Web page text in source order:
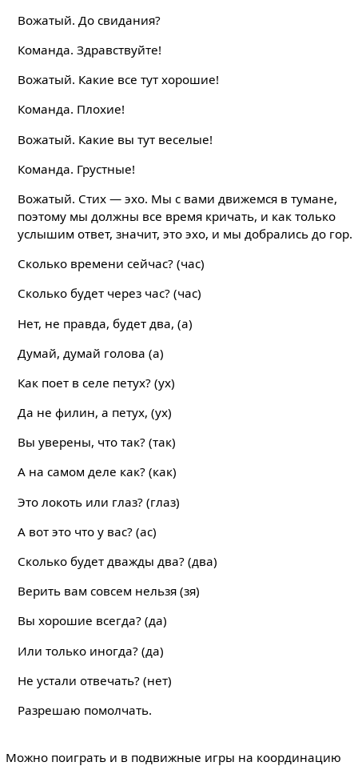
Вожатый. До свидания?
Команда. Здравствуйте!
Вожатый. Какие все тут хорошие!
Команда. Плохие!
Вожатый. Какие вы тут веселые!
Команда. Грустные!
Вожатый. Стих — эхо. Мы с вами движемся в тумане,
поэтому мы должны все время кричать, и как только
услышим ответ, значит, это эхо, и мы добрались до гор.
Сколько времени сейчас? (час)
Сколько будет через час? (час)
Нет, не правда, будет два, (а)
Думай, думай голова (а)
Как поет в селе петух? (ух)
Да не филин, а петух, (ух)
Вы уверены, что так? (так)
А на самом деле как? (как)
Это локоть или глаз? (глаз)
А вот это что у вас? (ас)
Сколько будет дважды два? (два)
Верить вам совсем нельзя (зя)
Вы хорошие всегда? (да)
Или только иногда? (да)
Не устали отвечать? (нет)
Разрешаю помолчать.
Можно поиграть и в подвижные игры на координацию